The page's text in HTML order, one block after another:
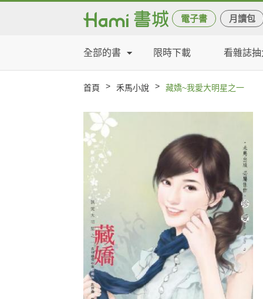
電子書 月讀包
全部的書 限時下載 看雜誌
首頁 > 禾馬小說 > 藏嬌~我愛大明星之一